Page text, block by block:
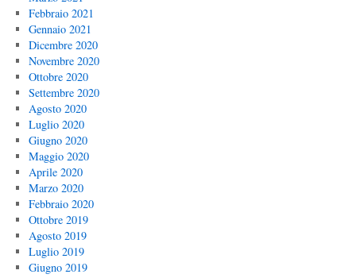
Febbraio 2021
Gennaio 2021
Dicembre 2020
Novembre 2020
Ottobre 2020
Settembre 2020
Agosto 2020
Luglio 2020
Giugno 2020
Maggio 2020
Aprile 2020
Marzo 2020
Febbraio 2020
Ottobre 2019
Agosto 2019
Luglio 2019
Giugno 2019